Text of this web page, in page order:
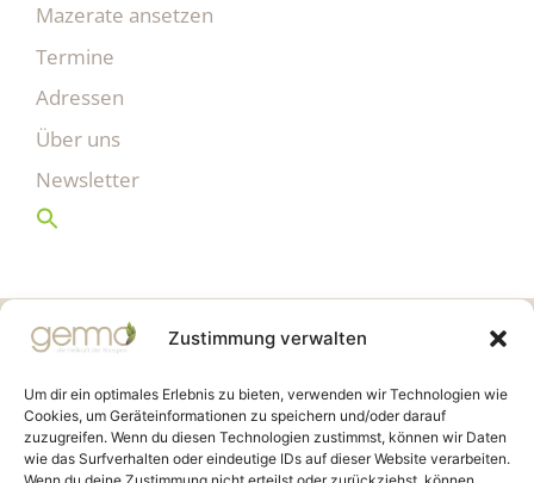
Zustimmung verwalten
Um dir ein optimales Erlebnis zu bieten, verwenden wir Technologien wie
Cookies, um Geräteinformationen zu speichern und/oder darauf
zuzugreifen. Wenn du diesen Technologien zustimmst, können wir Daten
wie das Surfverhalten oder eindeutige IDs auf dieser Website verarbeiten.
Mazerate ansetzen
Termine
Adressen
Über uns
Newsletter
Gemmo Community
Birkenstr. 7
CH-6003 Luzern
info@gemmo.de
info@gemmo-community.at